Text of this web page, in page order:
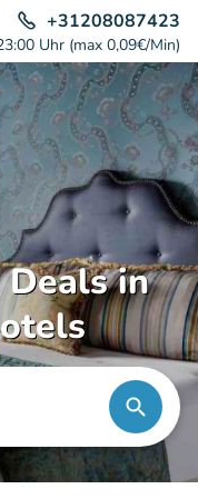
+31208087423
Uhr (max 0,09€/Min)
in